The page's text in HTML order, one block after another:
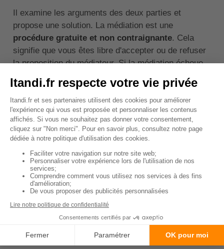
Il examine les arguments des deux parties et
propose une solution. La médiation est une
procédure gratuite et non contraignante. Cela
signifie que vous êtes libre d'accepter ou de refuser
la proposition du médiateur. Si la médiation échoue,
↑ Sommaire
Alexandre Lamour
Publié le 08/02/2024 | Modifié le 12/02/2024
Commentaires